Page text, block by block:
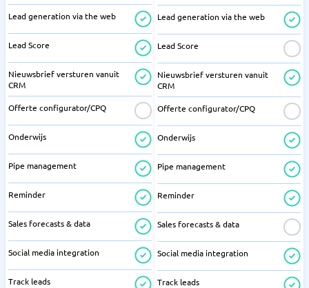
Lead generation via the web
Lead Score
Nieuwsbrief versturen vanuit
CRM
Offerte configurator/CPQ
Onderwijs
Pipe management
Reminder
Sales forecasts & data
Social media integration
Track leads
Lead generation via the web
Lead Score
Nieuwsbrief versturen vanuit
CRM
Offerte configurator/CPQ
Onderwijs
Pipe management
Reminder
Sales forecasts & data
Social media integration
Track leads